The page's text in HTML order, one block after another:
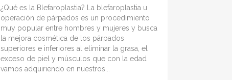
¿Qué es la Blefaroplastia? La blefaroplastia u
operación de párpados es un procedimiento
muy popular entre hombres y mujeres y busca
la mejora cosmética de los párpados
superiores e inferiores al eliminar la grasa, el
exceso de piel y músculos que con la edad
vamos adquiriendo en nuestros...